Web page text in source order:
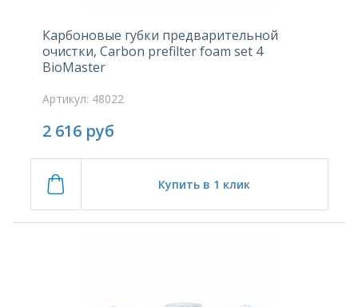
Карбоновые губки предварительной
очистки, Carbon prefilter foam set 4
BioMaster
Артикул: 48022
2 616 руб
Купить в 1 клик